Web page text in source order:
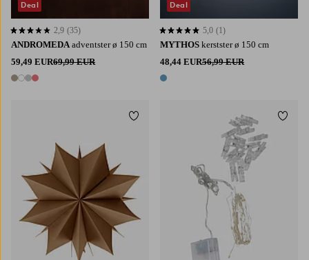
ANDROMEDA adventster ø 150 cm
59,49 EUR69,99 EUR
4 kleuren
2,9 op basis van 35 beoordelingen
2,9 (35)
Deal
MYTHOS kerstster ø 150 cm
48,44 EUR56,99 EUR
1 kleur
5,0 op basis van 1 beoordelingen
5,0 (1)
Deal
Toevoegen aan favorieten